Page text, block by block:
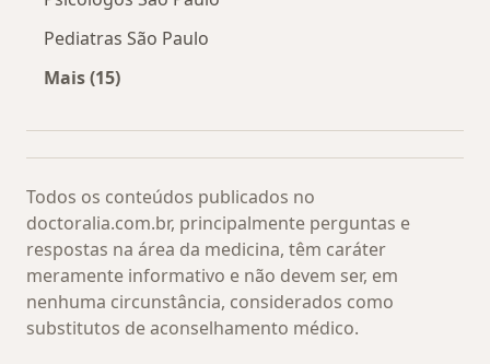
Pediatras São Paulo
Mais (15)
Todos os conteúdos publicados no
doctoralia.com.br, principalmente perguntas e
respostas na área da medicina, têm caráter
meramente informativo e não devem ser, em
nenhuma circunstância, considerados como
substitutos de aconselhamento médico.